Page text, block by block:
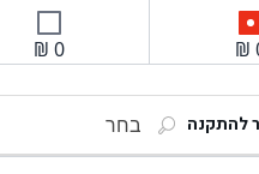
₪
₪ 0
להתקנה בחר